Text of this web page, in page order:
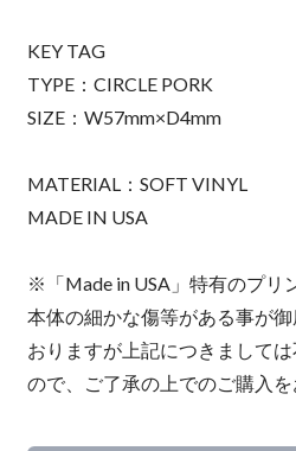
KEY TAG
TYPE：CIRCLE PORK
SIZE：W57mm×D4mm
MATERIAL：SOFT VINYL
MADE IN USA
※「Made in USA」特有のプリ
本体の細かな傷等がある事が
おりますが上記につきまして
ので、ご了承の上でのご購入を